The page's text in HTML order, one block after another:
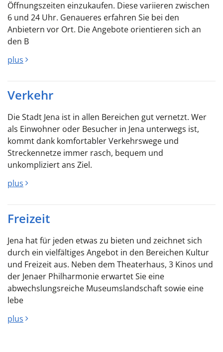
Öffnungszeiten einzukaufen. Diese variieren zwischen
6 und 24 Uhr. Genaueres erfahren Sie bei den
Anbietern vor Ort. Die Angebote orientieren sich an
den B
plus
Verkehr
Die Stadt Jena ist in allen Bereichen gut vernetzt. Wer
als Einwohner oder Besucher in Jena unterwegs ist,
kommt dank komfortabler Verkehrswege und
Streckennetze immer rasch, bequem und
unkompliziert ans Ziel.
plus
Freizeit
Jena hat für jeden etwas zu bieten und zeichnet sich
durch ein vielfältiges Angebot in den Bereichen Kultur
und Freizeit aus. Neben dem Theaterhaus, 3 Kinos und
der Jenaer Philharmonie erwartet Sie eine
abwechslungsreiche Museumslandschaft sowie eine
lebe
plus